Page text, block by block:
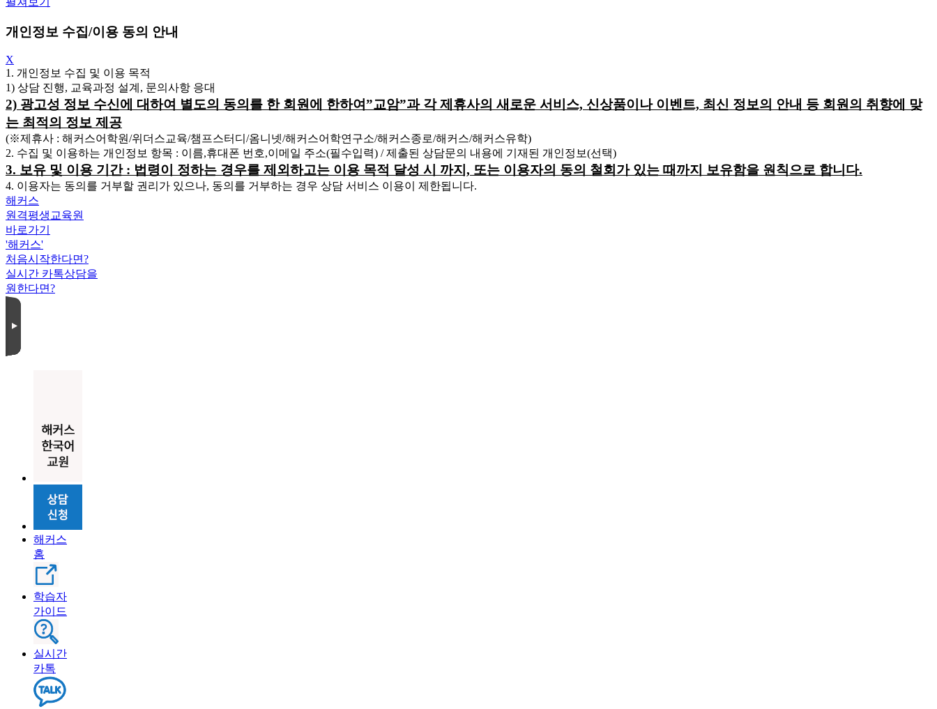
개인정보 수집/이용 동의 안내
X
1. 개인정보 수집 및 이용 목적
1) 상담 진행, 교육과정 설계, 문의사항 응대
2) 광고성 정보 수신에 대하여 별도의 동의를 한 회원에 한하여”교암”과 각 제휴사의 새로운 서비스, 신상품이나 이벤트, 최신 정보의 안내 등 회원의 취향에 맞
는 최적의 정보 제공
(※제휴사 : 해커스어학원/위더스교육/챔프스터디/옴니넷/해커스어학연구소/해커스종로/해커스/해커스유학)
2. 수집 및 이용하는 개인정보 항목 : 이름,휴대폰 번호,이메일 주소(필수입력) / 제출된 상담문의 내용에 기재된 개인정보(선택)
3. 보유 및 이용 기간 : 법령이 정하는 경우를 제외하고는 이용 목적 달성 시 까지, 또는 이용자의 동의 철회가 있는 때까지 보유함을 원칙으로 합니다.
4. 이용자는 동의를 거부할 권리가 있으나, 동의를 거부하는 경우 상담 서비스 이용이 제한됩니다.
해커스
원격평생교육원
바로가기
'해커스'
처음시작한다면?
실시간 카톡상담을
원한다면?
해커스
홈
학습자
가이드
실시간
카톡